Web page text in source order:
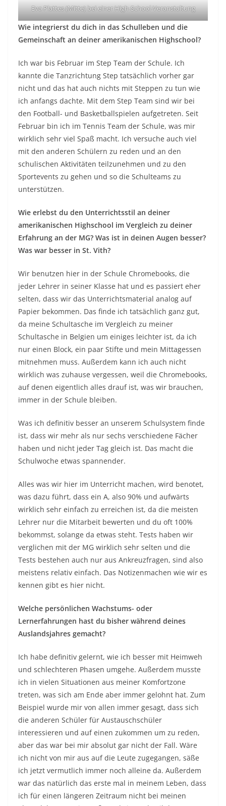
Eva Plattes (Mitte) bei einer High-School-Veranstaltung
Wie integrierst du dich in das Schulleben und die
Gemeinschaft an deiner amerikanischen Highschool?
Ich war bis Februar im Step Team der Schule. Ich
kannte die Tanzrichtung Step tatsächlich vorher gar
nicht und das hat auch nichts mit Steppen zu tun wie
ich anfangs dachte. Mit dem Step Team sind wir bei
den Football- und Basketballspielen aufgetreten. Seit
Februar bin ich im Tennis Team der Schule, was mir
wirklich sehr viel Spaß macht. Ich versuche auch viel
mit den anderen Schülern zu reden und an den
schulischen Aktivitäten teilzunehmen und zu den
Sportevents zu gehen und so die Schulteams zu
unterstützen.
Wie erlebst du den Unterrichtsstil an deiner
amerikanischen Highschool im Vergleich zu deiner
Erfahrung an der MG? Was ist in deinen Augen besser?
Was war besser in St. Vith?
Wir benutzen hier in der Schule Chromebooks, die
jeder Lehrer in seiner Klasse hat und es passiert eher
selten, dass wir das Unterrichtsmaterial analog auf
Papier bekommen. Das finde ich tatsächlich ganz gut,
da meine Schultasche im Vergleich zu meiner
Schultasche in Belgien um einiges leichter ist, da ich
nur einen Block, ein paar Stifte und mein Mittagessen
mitnehmen muss. Außerdem kann ich auch nicht
wirklich was zuhause vergessen, weil die Chromebooks,
auf denen eigentlich alles drauf ist, was wir brauchen,
immer in der Schule bleiben.
Was ich definitiv besser an unserem Schulsystem finde
ist, dass wir mehr als nur sechs verschiedene Fächer
haben und nicht jeder Tag gleich ist. Das macht die
Schulwoche etwas spannender.
Alles was wir hier im Unterricht machen, wird benotet,
was dazu führt, dass ein A, also 90% und aufwärts
wirklich sehr einfach zu erreichen ist, da die meisten
Lehrer nur die Mitarbeit bewerten und du oft 100%
bekommst, solange da etwas steht. Tests haben wir
verglichen mit der MG wirklich sehr selten und die
Tests bestehen auch nur aus Ankreuzfragen, sind also
meistens relativ einfach. Das Notizenmachen wie wir es
kennen gibt es hier nicht.
Welche persönlichen Wachstums- oder
Lernerfahrungen hast du bisher während deines
Auslandsjahres gemacht?
Ich habe definitiv gelernt, wie ich besser mit Heimweh
und schlechteren Phasen umgehe. Außerdem musste
ich in vielen Situationen aus meiner Komfortzone
treten, was sich am Ende aber immer gelohnt hat. Zum
Beispiel wurde mir von allen immer gesagt, dass sich
die anderen Schüler für Austauschschüler
interessieren und auf einen zukommen um zu reden,
aber das war bei mir absolut gar nicht der Fall. Wäre
ich nicht von mir aus auf die Leute zugegangen, säße
ich jetzt vermutlich immer noch alleine da. Außerdem
war das natürlich das erste mal in meinem Leben, dass
ich für einen längeren Zeitraum nicht bei meinen